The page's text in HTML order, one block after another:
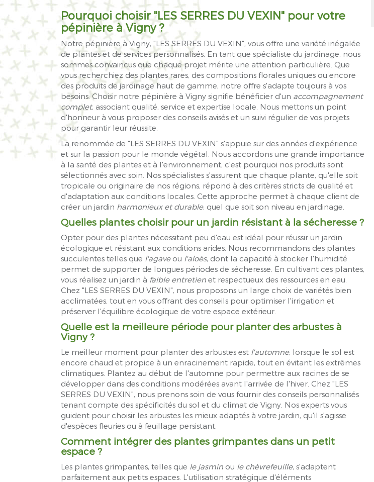
Pourquoi choisir "LES SERRES DU VEXIN" pour votre
pépinière à Vigny?
Notre pépinière à Vigny, "LES SERRES DU VEXIN", vous offre une variété inégalée
de plantes et de services personnalisés. En tant que spécialiste du jardinage, nous
sommes convaincus que chaque projet mérite une attention particulière. Que
vous recherchiez des plantes rares, des compositions florales uniques ou encore
des produits de jardinage haut de gamme, notre offre s'adapte toujours à vos
besoins. Choisir notre pépinière à Vigny signifie bénéficier d'un accompagnement
complet, associant qualité, service et expertise locale. Nous mettons un point
d'honneur à vous proposer des conseils avisés et un suivi régulier de vos projets
pour garantir leur réussite.
La renommée de "LES SERRES DU VEXIN" s'appuie sur des années d'expérience
et sur la passion pour le monde végétal. Nous accordons une grande importance
à la santé des plantes et à l'environnement, c'est pourquoi nos produits sont
sélectionnés avec soin. Nos spécialistes s'assurent que chaque plante, qu'elle soit
tropicale ou originaire de nos régions, répond à des critères stricts de qualité et
d'adaptation aux conditions locales. Cette approche permet à chaque client de
créer un jardin harmonieux et durable, quel que soit son niveau en jardinage.
Quelles plantes choisir pour un jardin résistant à la sécheresse ?
Opter pour des plantes nécessitant peu d'eau est idéal pour réussir un jardin
écologique et résistant aux conditions arides. Nous recommandons des plantes
succulentes telles que l'agaveou l'aloès, dont la capacité à stocker l'humidité
permet de supporter de longues périodes de sécheresse. En cultivant ces plantes,
vous réalisez un jardin à faible entretienet respectueux des ressources en eau.
Chez "LES SERRES DU VEXIN", nous proposons un large choix de variétés bien
acclimatées, tout en vous offrant des conseils pour optimiser l'irrigation et
préserver l'équilibre écologique de votre espace extérieur.
Quelle est la meilleure période pour planter des arbustes à
Vigny ?
Le meilleur moment pour planter des arbustes est l'automne, lorsque le sol est
encore chaud et propice à un enracinement rapide, tout en évitant les extrêmes
climatiques. Plantez au début de l'automne pour permettre aux racines de se
développer dans des conditions modérées avant l'arrivée de l'hiver. Chez "LES
SERRES DU VEXIN", nous prenons soin de vous fournir des conseils personnalisés
tenant compte des spécificités du sol et du climat de Vigny. Nos experts vous
guident pour choisir les arbustes les mieux adaptés à votre jardin, qu'il s'agisse
d'espèces fleuries ou à feuillage persistant.
Comment intégrer des plantes grimpantes dans un petit
espace ?
Les plantes grimpantes, telles que le jasminou le chèvrefeuille, s'adaptent
parfaitement aux petits espaces. L'utilisation stratégique d'éléments